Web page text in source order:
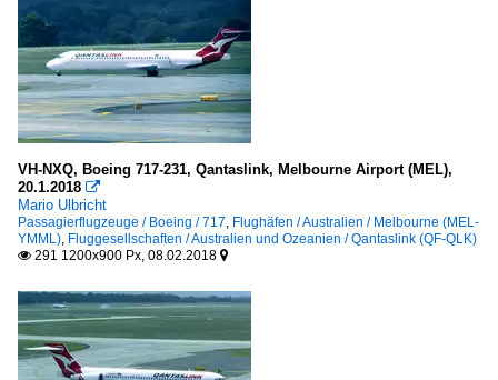
VH-NXQ, Boeing 717-231, Qantaslink, Melbourne Airport (MEL),
20.1.2018 
Mario Ulbricht
Passagierflugzeuge / Boeing / 717, Flughäfen / Australien / Melbourne (MEL-
YMML), Fluggesellschaften / Australien und Ozeanien / Qantaslink (QF-QLK)
 291 1200x900 Px, 08.02.2018 